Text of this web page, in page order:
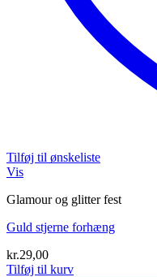
Tilføj til ønskeliste
Vis
Glamour og glitter fest
Guld stjerne forhæng
kr.29,00
Tilføj til kurv